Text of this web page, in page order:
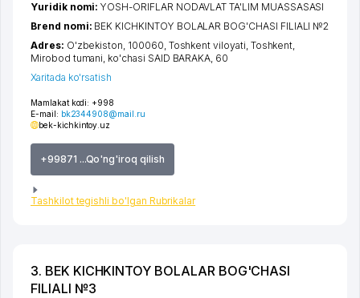
Mamlakat kodi: +998
E-mail: bk2344908@mail.ru
bek-kichkintoy.uz
+99871 ...Qo'ng'iroq qilish
Tashkilot tegishli bo'lgan Rubrikalar
Yuridik nomi:YOSH-ORIFLAR NODAVLAT TA'LIM MUASSASASI
Brend nomi: BEK KICHKINTOY BOLALAR BOG'CHASI FILIALI №2
Adres: O'zbekiston, 100060, Toshkent viloyati, Toshkent,
Mirobod tumani, ko'chasi SAID BARAKA, 60
Xaritada ko'rsatish
3. BEK KICHKINTOY BOLALAR BOG'CHASI
FILIALI №3